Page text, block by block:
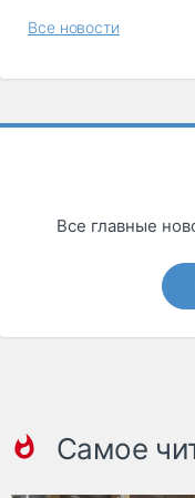
Все новости
Все главные
Самое